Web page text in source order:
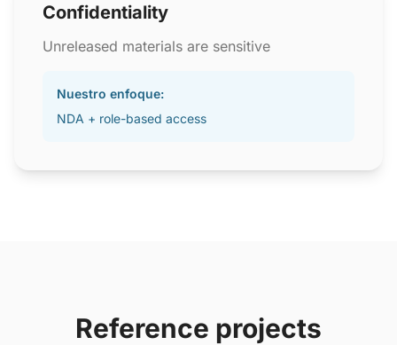
Confidentiality
Unreleased materials are sensitive
Nuestro enfoque:
NDA + role-based access
Reference projects